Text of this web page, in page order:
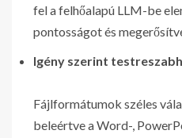
fel a felhőalapú LLM-be
pontosságot és
Igény szerint
Fájlformátumok széles
beleértve a Word-,